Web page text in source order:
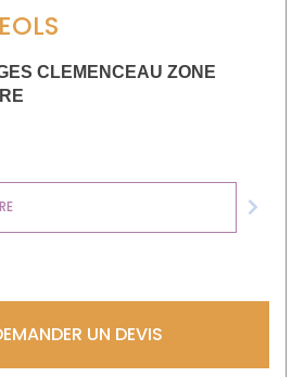
CLEMENCEAU ZONE
Next
UN DEVIS